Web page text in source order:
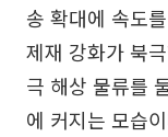
송 확대에 속도
제재 강화가 북
극 해상 물류를
에 커지는 모습